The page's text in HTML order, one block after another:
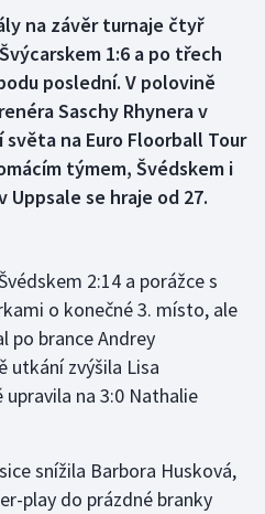
na závěr turnaje čtyř
1:6 a po třech
poslední. V polovině
Saschy Rhynera v
na Euro Floorball Tour
týmem, Švédskem i
Uppsale se hraje od 27.
2:14 a porážce s
o konečné 3. místo, ale
po brance Andrey
utkání zvýšila Lisa
na 3:0 Nathalie
snížila Barbora Husková,
play do prázdné branky